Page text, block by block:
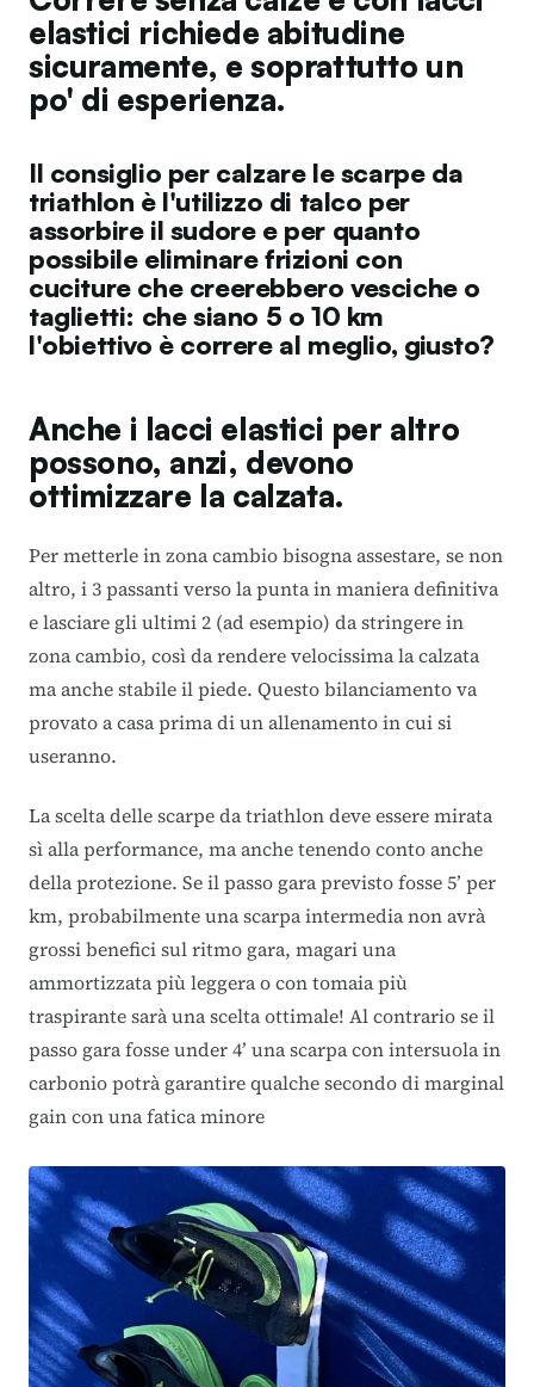
elastici richiede abitudine
sicuramente, e soprattutto un
po' di esperienza.
Il consiglio per calzare le scarpe da
triathlon è l'utilizzo di talco per
assorbire il sudore e per quanto
possibile eliminare frizioni con
cuciture che creerebbero vesciche o
taglietti: che siano 5 o 10 km
l'obiettivo è correre al meglio, giusto?
Anche i lacci elastici per altro
possono, anzi, devono
ottimizzare la calzata.
Per metterle in zona cambio bisogna assestare, se non
altro, i 3 passanti verso la punta in maniera definitiva
e lasciare gli ultimi 2 (ad esempio) da stringere in
zona cambio, così da rendere velocissima la calzata
ma anche stabile il piede. Questo bilanciamento va
provato a casa prima di un allenamento in cui si
useranno.
La scelta delle scarpe da triathlon deve essere mirata
sì alla performance, ma anche tenendo conto anche
della protezione. Se il passo gara previsto fosse 5’ per
km, probabilmente una scarpa intermedia non avrà
grossi benefici sul ritmo gara, magari una
ammortizzata più leggera o con tomaia più
traspirante sarà una scelta ottimale! Al contrario se il
passo gara fosse under 4’ una scarpa con intersuola in
carbonio potrà garantire qualche secondo di marginal
gain con una fatica minore